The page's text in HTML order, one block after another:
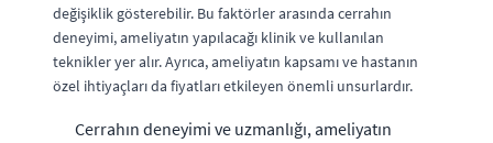
değişiklik gösterebilir. Bu faktörler arasında cerrahın
deneyimi, ameliyatın yapılacağı klinik ve kullanılan
teknikler yer alır. Ayrıca, ameliyatın kapsamı ve hastanın
özel ihtiyaçları da fiyatları etkileyen önemli unsurlardır.
Cerrahın deneyimi ve uzmanlığı, ameliyatın